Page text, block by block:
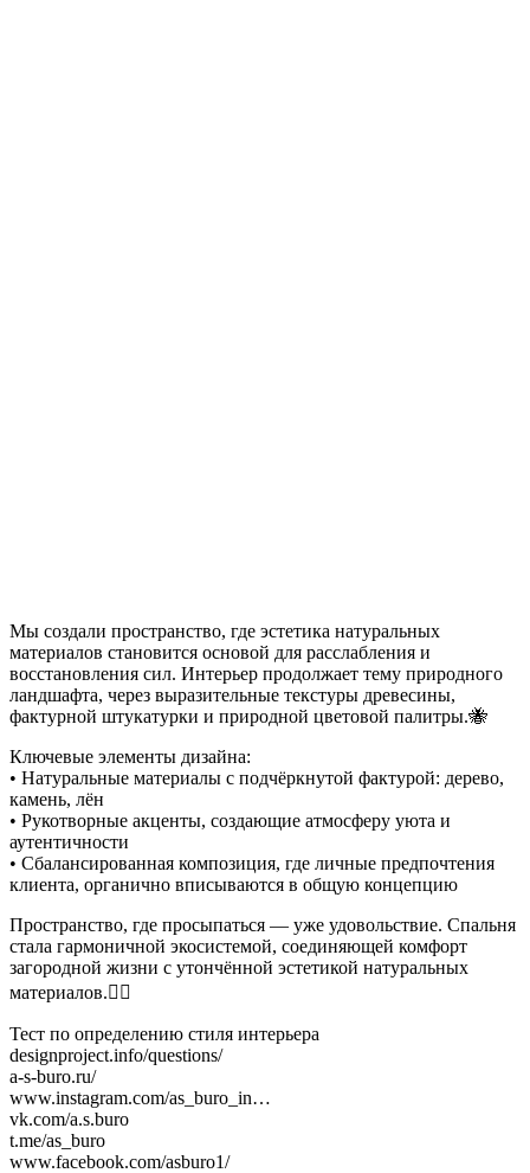
Мы создали пространство, где эстетика натуральных
материалов становится основой для расслабления и
восстановления сил. Интерьер продолжает тему природного
ландшафта, через выразительные текстуры древесины,
фактурной штукатурки и природной цветовой палитры.🐝
Ключевые элементы дизайна:
• Натуральные материалы с подчёркнутой фактурой: дерево,
камень, лён
• Рукотворные акценты, создающие атмосферу уюта и
аутентичности
• Сбалансированная композиция, где личные предпочтения
клиента, органично вписываются в общую концепцию
Пространство, где просыпаться — уже удовольствие. Спальня
стала гармоничной экосистемой, соединяющей комфорт
загородной жизни с утончённой эстетикой натуральных
материалов.🧘‍♂️
Тест по определению стиля интерьера
designproject.info/questions/
a-s-buro.ru/
www.instagram.com/as_buro_in…
vk.com/a.s.buro
t.me/as_buro
www.facebook.com/asburo1/